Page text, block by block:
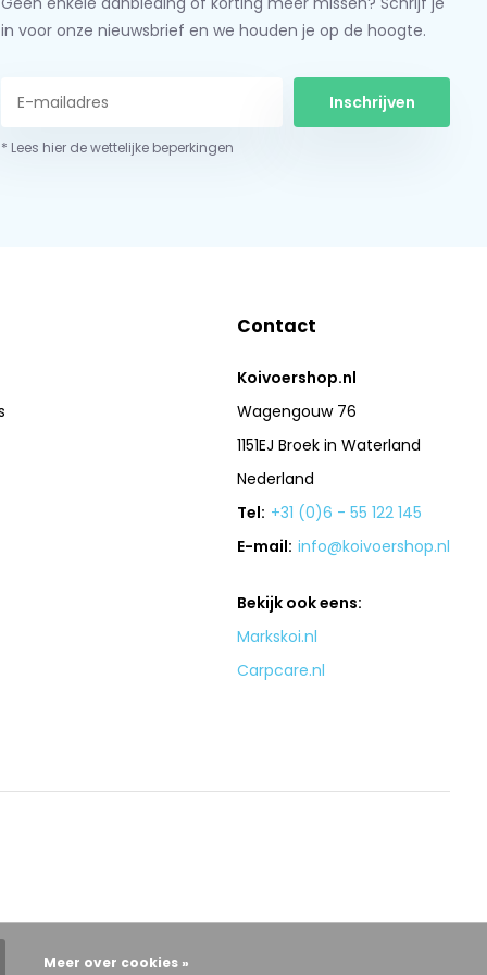
in voor onze nieuwsbrief en we houden je op de hoogte.
Inschrijven
* Lees hier de wettelijke beperkingen
Contact
Koivoershop.nl
Wagengouw 76
1151EJ Broek in Waterland
Nederland
Tel: +31 (0)6 - 55 122 145
E-mail: info@koivoershop.nl
Bekijk ook eens:
Markskoi.nl
Carpcare.nl
Meer over cookies »